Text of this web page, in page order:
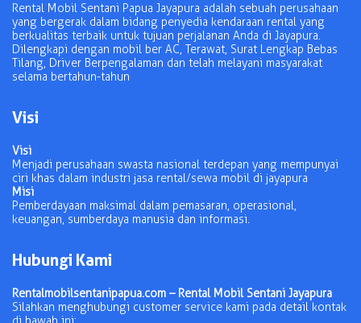
Rental Mobil Sentani Papua Jayapura adalah sebuah perusahaan
yang bergerak dalam bidang penyedia kendaraan rental yang
berkualitas terbaik untuk tujuan perjalanan Anda di Jayapura.
Dilengkapi dengan mobil ber AC, Terawat, Surat Lengkap Bebas
Tilang, Driver Berpengalaman dan telah melayani masyarakat
selama bertahun-tahun
Visi
Visi
Menjadi perusahaan swasta nasional terdepan yang mempunyai
ciri khas dalam industri jasa rental/sewa mobil di jayapura
Misi
Pemberdayaan maksimal dalam pemasaran, operasional,
keuangan, sumberdaya manusia dan informasi.
Hubungi Kami
Rentalmobilsentanipapua.com – Rental Mobil Sentani Jayapura
Silahkan menghubungi customer service kami pada detail kontak